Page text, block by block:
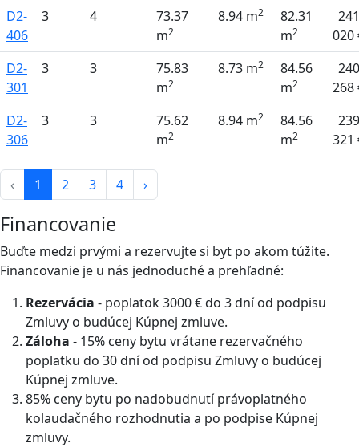
D2-
406
3 4
73.37
m2
8.94 m2
82.31
m2
241
020
D2-
301
3 3
75.83
m2
8.73 m2
84.56
m2
240
268
D2-
306
3 3
75.62
m2
8.94 m2
84.56
m2
239
321
‹ 1 2 3 4 ›
Financovanie
Buďte medzi prvými a rezervujte si byt po akom túžite.
Financovanie je u nás jednoduché a prehľadné:
Rezervácia - poplatok 3000 € do 3 dní od podpisu
Zmluvy o budúcej Kúpnej zmluve.
Záloha - 15% ceny bytu vrátane rezervačného
poplatku do 30 dní od podpisu Zmluvy o budúcej
Kúpnej zmluve.
85% ceny bytu po nadobudnutí právoplatného
kolaudačného rozhodnutia a po podpise Kúpnej
zmluvy.